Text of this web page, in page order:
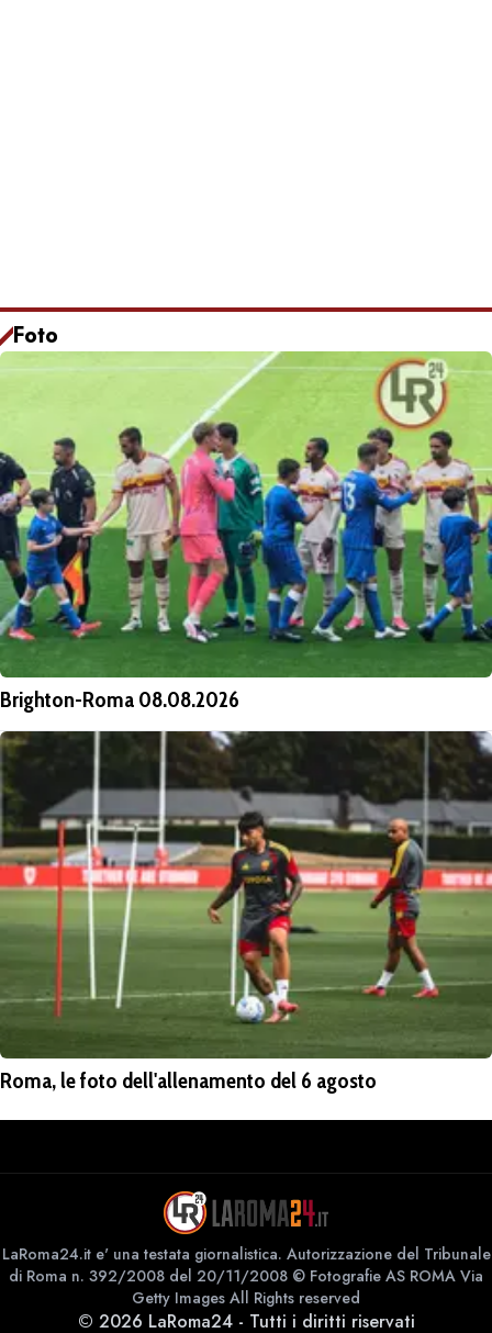
Foto
Brighton-Roma 08.08.2026
Roma, le foto dell'allenamento del 6 agosto
LaRoma24.it e' una testata giornalistica. Autorizzazione del Tribunale
di Roma n. 392/2008 del 20/11/2008 © Fotografie AS ROMA Via
Getty Images All Rights reserved
© 2026 LaRoma24- Tutti i diritti riservati